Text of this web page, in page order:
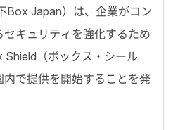
Box Japan）は、企業がコン
キュリティを強化するため
Shield（ボックス・シール
内で提供を開始することを発